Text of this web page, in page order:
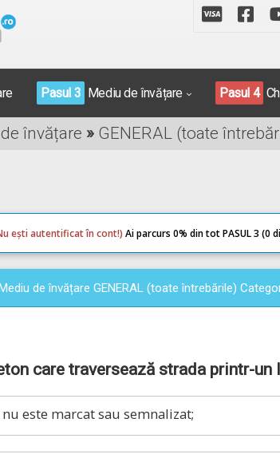
Pasul 3 Mediu de învățare Pasul 4
învățare » GENERAL (toate
ești autentificat în cont!) Ai parcurs 0% din tot PASUL 3 (0
de învățare GENERAL (toate întrebările)
care traversează strada printr-
este marcat sau semnalizat;